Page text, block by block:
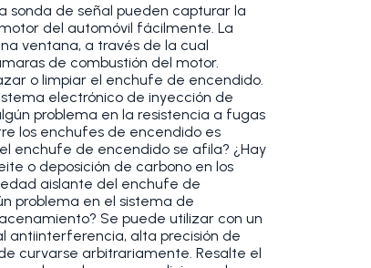
sonda de señal pueden capturar la
del automóvil fácilmente. La
ventana, a través de la cual
de combustión del motor.
o limpiar el enchufe de encendido.
electrónico de inyección de
problema en la resistencia a fugas
los enchufes de encendido es
enchufe de encendido se afila? ¿Hay
o deposición de carbono en los
aislante del enchufe de
problema en el sistema de
Se puede utilizar con un
antiinterferencia, alta precisión de
curvarse arbitrariamente. Resalte el